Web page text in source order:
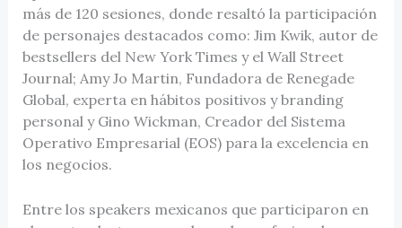
más de 120 sesiones, donde resaltó la participación
de personajes destacados como: Jim Kwik, autor de
bestsellers del New York Times y el Wall Street
Journal; Amy Jo Martin, Fundadora de Renegade
Global, experta en hábitos positivos y branding
personal y Gino Wickman, Creador del Sistema
Operativo Empresarial (EOS) para la excelencia en
los negocios.
Entre los speakers mexicanos que participaron en